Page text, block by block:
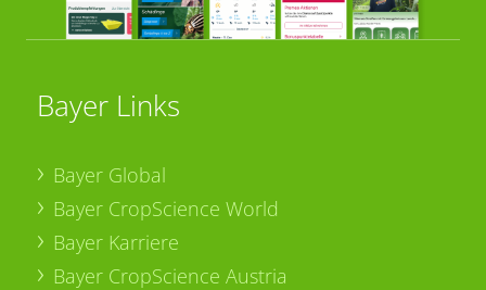
Bayer Links
Bayer Global
Bayer CropScience World
Bayer Karriere
Bayer CropScience Austria